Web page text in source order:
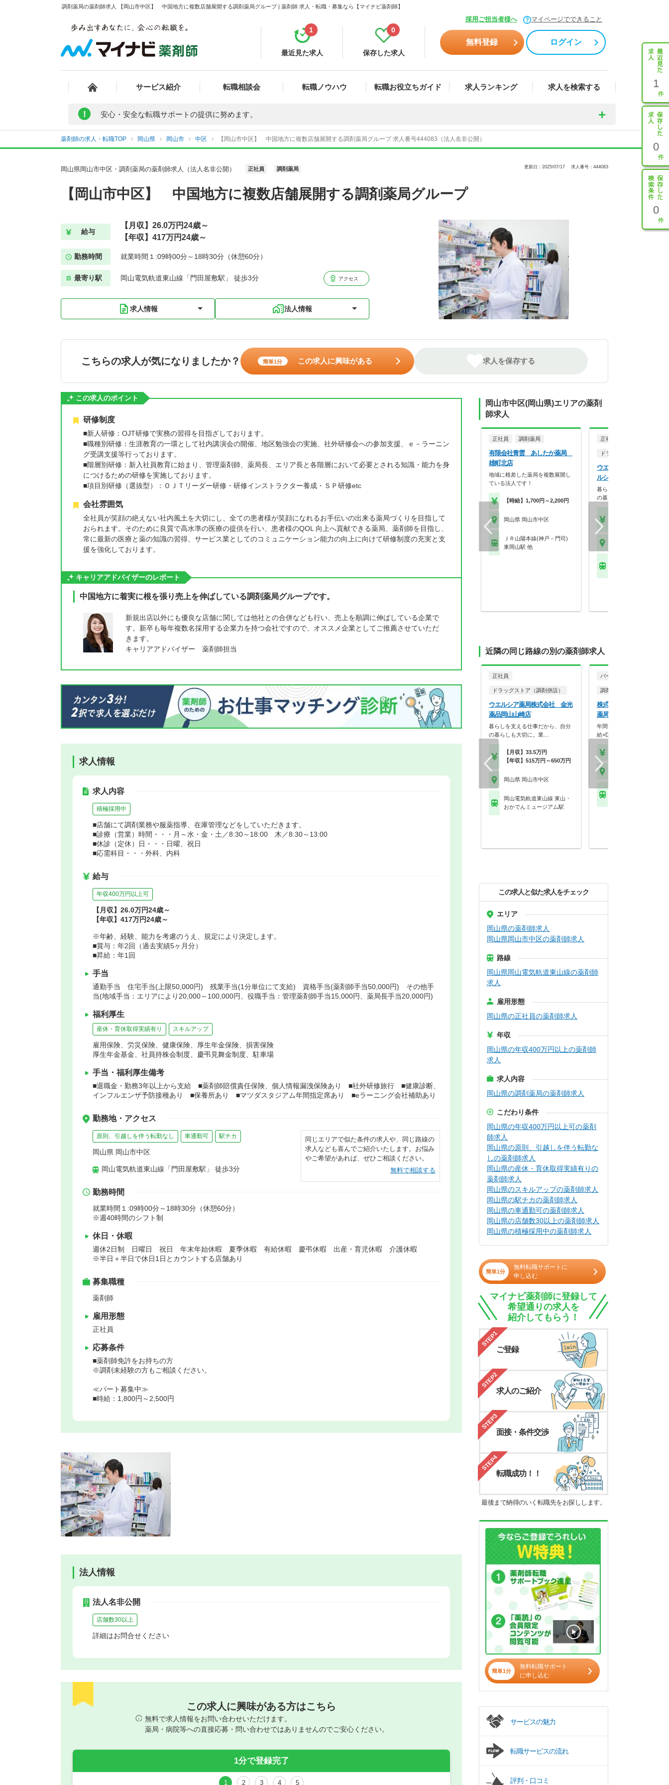
調剤薬局の薬剤師求人 【岡山市中区】 中国地方に複数店舗展開する調剤薬局グループ | 薬剤師 求人・転職・募集なら【マイナビ薬剤師】
採用ご担当者様へ マイページでできること
最近見た求人
1
保存した求人
0
無料登録 ログイン
サービス紹介 転職相談会 転職ノウハウ 転職お役立ちガイド 求人ランキング 求人を検索する 1
0
0
! 安心・安全な転職サポートの提供に努めます。
薬剤師の求人・転職TOP 岡山県 岡山市 中区 【岡山市中区】 中国地方に複数店舗展開する調剤薬局グループ 求人番号444083（法人名非公開）
岡山県岡山市中区・調剤薬局の薬剤師求人（法人名非公開） 正社員 調剤薬局 更新日：2025/07/17 求人番号：444083
【岡山市中区】 中国地方に複数店舗展開する調剤薬局グループ
給与
【月収】26.0万円24歳～
【年収】417万円24歳～
勤務時間 就業時間１:09時00分～18時30分（休憩60分）
最寄り駅 岡山電気軌道東山線「門田屋敷駅」 徒歩3分 アクセス
求人情報 法人情報
こちらの求人が気になりましたか？ 簡単1分 この求人に興味がある 求人を保存する
この求人のポイント
研修制度
■新人研修：OJT研修で実務の習得を目指ざしております。
■職種別研修：生涯教育の一環として社内講演会の開催、地区勉強会の実施、社外研修会への参加支援、ｅ－ラーニン
グ受講支援等行っております。
■階層別研修：新入社員教育に始まり、管理薬剤師、薬局長、エリア長と各階層において必要とされる知識・能力を身
につけるための研修を実施しております。
■項目別研修（選抜型）：ＯＪＴリーダー研修・研修インストラクター養成・ＳＰ研修etc
会社雰囲気
全社員が笑顔の絶えない社内風土を大切にし、全ての患者様が笑顔になれるお手伝いの出来る薬局づくりを目指して
おられます。そのために良質で高水準の医療の提供を行い、患者様のQOL 向上へ貢献できる薬局、薬剤師を目指し、
常に最新の医療と薬の知識の習得、サービス業としてのコミュニケーション能力の向上に向けて研修制度の充実と支
援を強化しております。
キャリアアドバイザーのレポート
中国地方に着実に根を張り売上を伸ばしている調剤薬局グループです。
新規出店以外にも優良な店舗に関しては他社との合併なども行い、売上を順調に伸ばしている企業で
す。新卒も毎年複数名採用する企業力を持つ会社ですので、オススメ企業としてご推薦させていただ
きます。
キャリアアドバイザー 薬剤師担当
求人情報
求人内容
積極採用中
■店舗にて調剤業務や服薬指導、在庫管理などをしていただきます。
■診療（営業）時間・・・月～水・金・土／8:30～18:00 木／8:30～13:00
■休診（定休）日・・・日曜、祝日
■応需科目・・・外科、内科
給与
年収400万円以上可
【月収】26.0万円24歳～
【年収】417万円24歳～
※年齢、経験、能力を考慮のうえ、規定により決定します。
■賞与：年2回（過去実績5ヶ月分）
■昇給：年1回
手当
通勤手当 住宅手当(上限50,000円) 残業手当(1分単位にて支給) 資格手当(薬剤師手当50,000円) その他手
当(地域手当：エリアにより20,000～100,000円、役職手当：管理薬剤師手当15,000円、薬局長手当20,000円)
福利厚生
産休・育休取得実績有り スキルアップ
雇用保険、労災保険、健康保険、厚生年金保険、損害保険
厚生年金基金、社員持株会制度、慶弔見舞金制度、駐車場
手当・福利厚生備考
■退職金・勤務3年以上から支給 ■薬剤師賠償責任保険、個人情報漏洩保険あり ■社外研修旅行 ■健康診断、
インフルエンザ予防接種あり ■保養所あり ■マツダスタジアム年間指定席あり ■eラーニング会社補助あり
勤務地・アクセス
原則、引越しを伴う転勤なし 車通勤可 駅チカ
岡山県 岡山市中区
岡山電気軌道東山線「門田屋敷駅」 徒歩3分
同じエリアで似た条件の求人や、同じ路線の
求人なども喜んでご紹介いたします。お悩み
やご希望があれば、ぜひご相談ください。
無料で相談する
勤務時間
就業時間１:09時00分～18時30分（休憩60分）
※週40時間のシフト制
休日・休暇
週休2日制 日曜日 祝日 年末年始休暇 夏季休暇 有給休暇 慶弔休暇 出産・育児休暇 介護休暇
※半日＋半日で休日1日とカウントする店舗あり
募集職種
薬剤師
雇用形態
正社員
応募条件
■薬剤師免許をお持ちの方
※調剤未経験の方もご相談ください。
≪パート募集中≫
■時給：1,800円～2,500円
法人情報
法人名非公開
店舗数30以上
詳細はお問合せください
この求人に興味がある方はこちら
無料で求人情報をお問い合わせいただけます。
薬局・病院等への直接応募・問い合わせではありませんのでご安心ください。
1分で登録完了
1 2 3 4 5
岡山市中区(岡山県)エリアの薬剤
師求人
正社員 調剤薬局
有限会社青雲 あしたか薬局
雄町北店
地域に根差した薬局を複数展開し
ている法人です！
【時給】1,700円～2,200円
岡山県 岡山市中区
ＪＲ山陽本線(神戸－門司)
東岡山駅 他
正社員
ドラッグストア（調剤併設
ウエルシア薬局株式会社
ルシア岡山浜店
暮らしを支える仕事だから、
の暮らしも大切に。業…
近隣の同じ路線の別の薬剤師求人
正社員
ドラッグストア（調剤併設）
ウエルシア薬局株式会社 金光
薬品岡山山崎店
暮らしを支える仕事だから、自分
の暮らしも大切に。業…
【月収】33.5万円
【年収】515万円～650万円
岡山県 岡山市中区
岡山電気軌道東山線 東山・
おかでんミュージアム駅
パート・アルバイト
調剤薬局
株式会社なの花西日本
薬局 中納言店
年間休日120日！残業代1分
給×DX推進で安…
この求人と似た求人をチェック
エリア
岡山県の薬剤師求人
岡山県岡山市中区の薬剤師求人
路線
岡山県岡山電気軌道東山線の薬剤師
求人
雇用形態
岡山県の正社員の薬剤師求人
年収
岡山県の年収400万円以上の薬剤師
求人
求人内容
岡山県の調剤薬局の薬剤師求人
こだわり条件
岡山県の年収400万円以上可の薬剤
師求人
岡山県の原則、引越しを伴う転勤な
しの薬剤師求人
岡山県の産休・育休取得実績有りの
薬剤師求人
岡山県のスキルアップの薬剤師求人
岡山県の駅チカの薬剤師求人
岡山県の車通勤可の薬剤師求人
岡山県の店舗数30以上の薬剤師求人
岡山県の積極採用中の薬剤師求人
簡単1分
無料転職サポートに
申し込む
マイナビ薬剤師に登録して
希望通りの求人を
紹介してもらう！
STEP1
ご登録
STEP2
求人のご紹介
STEP3
面接・条件交渉
STEP4
転職成功！！
最後まで納得のいく転職先をお探しします。
簡単1分
無料転職サポート
に申し込む
サービスの魅力
転職サービスの流れ
評判・口コミ